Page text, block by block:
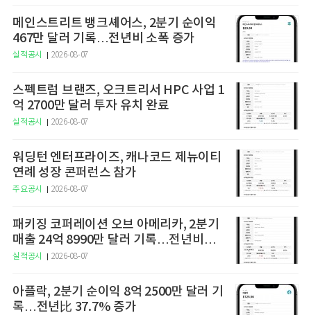
메인스트리트 뱅크셰어스, 2분기 순이익
467만 달러 기록…전년비 소폭 증가
실적공시 2026-08-07
스펙트럼 브랜즈, 오크트리서 HPC 사업 1
억 2700만 달러 투자 유치 완료
실적공시 2026-08-07
워딩턴 엔터프라이즈, 캐나코드 제뉴이티
연례 성장 콘퍼런스 참가
주요공시 2026-08-07
패키징 코퍼레이션 오브 아메리카, 2분기
매출 24억 8990만 달러 기록…전년비
14.7% 증가
실적공시 2026-08-07
아플락, 2분기 순이익 8억 2500만 달러 기
록…전년比 37.7% 증가